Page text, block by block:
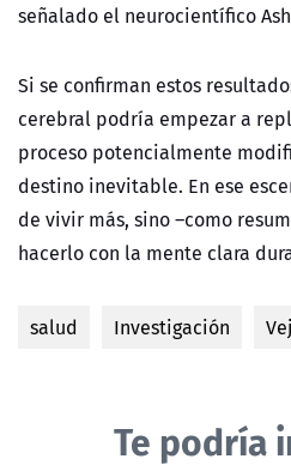
señalado el neurocientífico
Si se confirman estos
cerebral podría empezar a
proceso potencialmente
destino inevitable. En ese
de vivir más, sino –como
hacerlo con la mente clara
salud Investigación
Te podría